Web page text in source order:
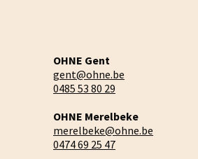
OHNE Gent
gent@ohne.be
0485 53 80 29
OHNE Merelbeke
merelbeke@ohne.be
0474 69 25 47